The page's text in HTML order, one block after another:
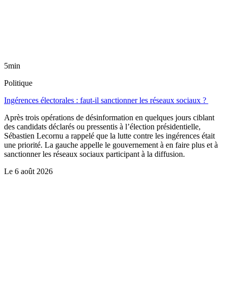
5min
Politique
Ingérences électorales : faut-il sanctionner les réseaux sociaux ?
Après trois opérations de désinformation en quelques jours ciblant
des candidats déclarés ou pressentis à l’élection présidentielle,
Sébastien Lecornu a rappelé que la lutte contre les ingérences était
une priorité. La gauche appelle le gouvernement à en faire plus et à
sanctionner les réseaux sociaux participant à la diffusion.
Le 6 août 2026